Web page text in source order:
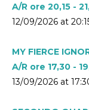
A/R ore 20,15 -
12/09/2026 at
MY FIERCE
A/R ore 17,30 -
13/09/2026 at